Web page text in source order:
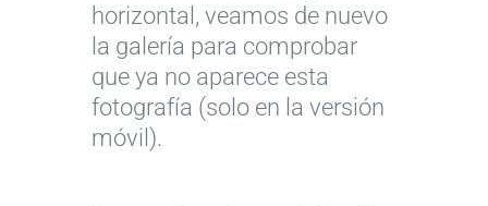
horizontal, veamos de nuevo
la galería para comprobar
que ya no aparece esta
fotografía (solo en la versión
móvil).